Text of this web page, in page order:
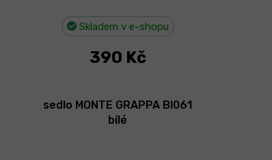
Skladem v e-shopu
390 Kč
sedlo MONTE GRAPPA BI061
bílé